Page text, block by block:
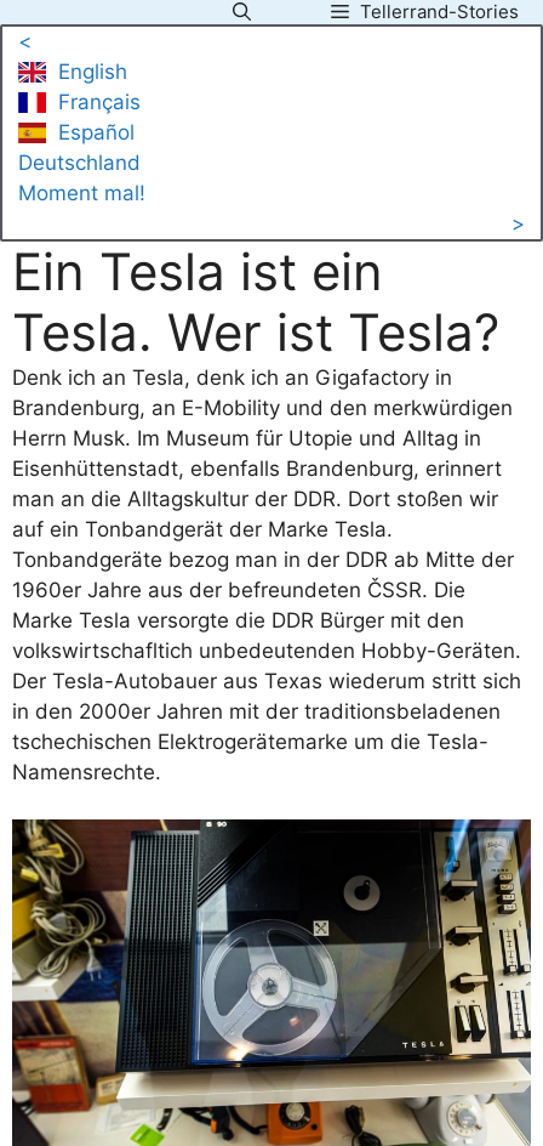
Inhalt
springen
Tellerrand-Stories
<
English
Français
Español
Deutschland
Moment mal!
>
Ein Tesla ist ein
Tesla. Wer ist Tesla?
Denk ich an Tesla, denk ich an Gigafactory in
Brandenburg, an E-Mobility und den merkwürdigen
Herrn Musk. Im Museum für Utopie und Alltag in
Eisenhüttenstadt, ebenfalls Brandenburg, erinnert
man an die Alltagskultur der DDR. Dort stoßen wir
auf ein Tonbandgerät der Marke Tesla.
Tonbandgeräte bezog man in der DDR ab Mitte der
1960er Jahre aus der befreundeten ČSSR. Die
Marke Tesla versorgte die DDR Bürger mit den
volkswirtschafltich unbedeutenden Hobby-Geräten.
Der Tesla-Autobauer aus Texas wiederum stritt sich
in den 2000er Jahren mit der traditionsbeladenen
tschechischen Elektrogerätemarke um die Tesla-
Namensrechte.